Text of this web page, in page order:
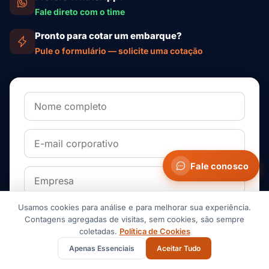
Fale direto com o time
Pronto para cotar um embarque?
Pule o formulário — solicite uma cotação
Fale conosco
Usamos cookies para análise e para melhorar sua experiência.
Contagens agregadas de visitas, sem cookies, são sempre
coletadas. Política de Cookies
Apenas Essenciais Aceitar Tudo